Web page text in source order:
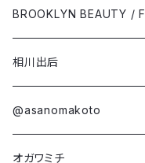
オガワミチ
柏村早織里
金森まさき
川崎未結
Long Sleeve T-shirt
Short Sleeve T-shirt
Long Sleeve T-shirt
第4弾コラボ
「NEO(n) YEAR -unicorn-」
第3弾コラボ
BROOKLYN BEAUTY /
Short Sleeve T-shirt
Long Sleeve T-shirt
Damien Olsen
相川出后
Short Sleeve T-shirt
Long Sleeve T-shirt
@asanomakoto
Short Sleeve T-shirt
オガワミチ